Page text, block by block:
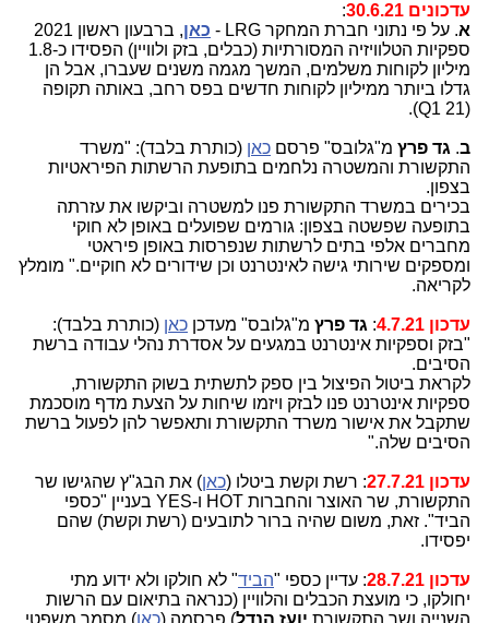
עדכונים 30.6.21
:
א. על פי נתוני חברת המחקר LRG - כאן
, ברבעון ראשון 2021
ספקיות הטלוויזיה המסורתיות (כבלים, בזק ולוויין) הפסידו כ-1.8
מיליון לקוחות משלמים, המשך מגמה משנים שעברו, אבל הן
גדלו ביותר ממיליון לקוחות חדשים בפס רחב, באותה תקופה
(Q1 21).
ב. גד פרץ מ"גלובס" פרסם כאן (כותרת בלבד): "משרד
התקשורת והמשטרה נלחמים בתופעת הרשתות הפיראטיות
בצפון.
בכירים במשרד התקשורת פנו למשטרה וביקשו את עזרתה
בתופעה שפשטה בצפון: גורמים שפועלים באופן לא חוקי
מחברים אלפי בתים לרשתות שנפרסות באופן פיראטי
ומספקים שירותי גישה לאינטרנט וכן שידורים לא חוקיים." מומלץ
לקריאה.
עדכון 4.7.21 : גד פרץ מ"גלובס" מעדכן כאן (כותרת בלבד):
"בזק וספקיות אינטרנט במגעים על אסדרת נהלי עבודה ברשת
הסיבים.
לקראת ביטול הפיצול בין ספק לתשתית בשוק התקשורת,
ספקיות אינטרנט פנו לבזק ויזמו שיחות על הצעת מדף מוסכמת
שתקבל את אישור משרד התקשורת ותאפשר להן לפעול ברשת
הסיבים שלה."
עדכון 27.7.21 : רשת וקשת ביטלו (כאן) את הבג"ץ שהגישו שר
התקשורת, שר האוצר והחברות HOT ו-YES בעניין "כספי
הביד". זאת, משום שהיה ברור לתובעים (רשת וקשת) שהם
יפסידו.
עדכון 28.7.21 : עדיין כספי "הביד" לא חולקו ולא ידוע מתי
יחולקו, כי מועצת הכבלים והלוויין (כנראה בתיאום עם הרשות
השנייה ושר התקשורת יועז הנדל) פרסמה (כאן) מסמך משפטי